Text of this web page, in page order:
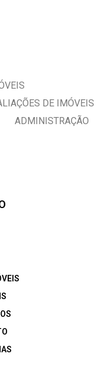
DE IMÓVEIS